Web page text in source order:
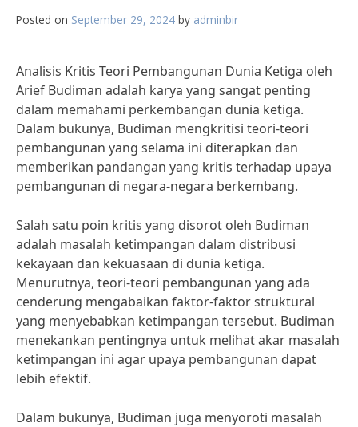
Posted on September 29, 2024 by adminbir
Analisis Kritis Teori Pembangunan Dunia Ketiga oleh
Arief Budiman adalah karya yang sangat penting
dalam memahami perkembangan dunia ketiga.
Dalam bukunya, Budiman mengkritisi teori-teori
pembangunan yang selama ini diterapkan dan
memberikan pandangan yang kritis terhadap upaya
pembangunan di negara-negara berkembang.
Salah satu poin kritis yang disorot oleh Budiman
adalah masalah ketimpangan dalam distribusi
kekayaan dan kekuasaan di dunia ketiga.
Menurutnya, teori-teori pembangunan yang ada
cenderung mengabaikan faktor-faktor struktural
yang menyebabkan ketimpangan tersebut. Budiman
menekankan pentingnya untuk melihat akar masalah
ketimpangan ini agar upaya pembangunan dapat
lebih efektif.
Dalam bukunya, Budiman juga menyoroti masalah